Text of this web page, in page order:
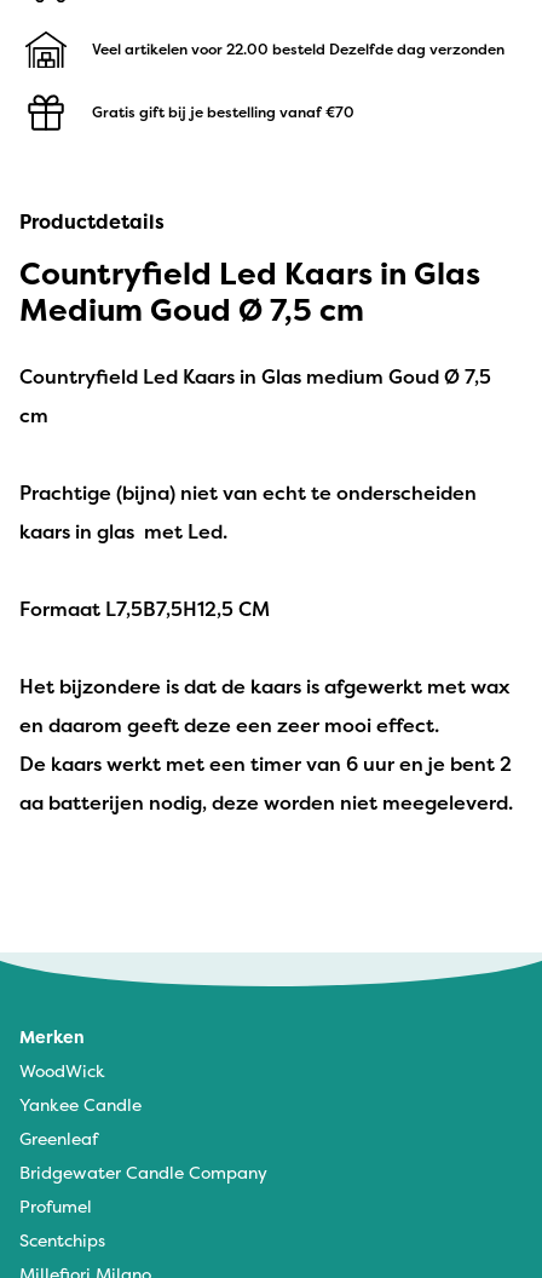
Veel artikelen voor 22.00 besteld Dezelfde dag verzonden
Gratis gift bij je bestelling vanaf €70
Productdetails
Countryfield Led Kaars in Glas
Medium Goud Ø 7,5 cm
Countryfield Led Kaars in Glas medium Goud Ø 7,5
cm
Prachtige (bijna) niet van echt te onderscheiden
kaars in glas met Led.
Formaat L7,5B7,5H12,5 CM
Het bijzondere is dat de kaars is afgewerkt met wax
en daarom geeft deze een zeer mooi effect.
De kaars werkt met een timer van 6 uur en je bent 2
aa batterijen nodig, deze worden niet meegeleverd.
Merken
WoodWick
Yankee Candle
Greenleaf
Bridgewater Candle Company
Profumel
Scentchips